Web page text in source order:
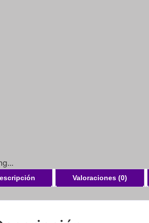
Valoraciones (0)